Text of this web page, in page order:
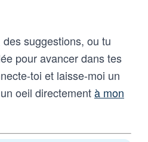
suggestions, ou tu
pour avancer dans tes
toi et laisse-moi un
oeil directementà mon